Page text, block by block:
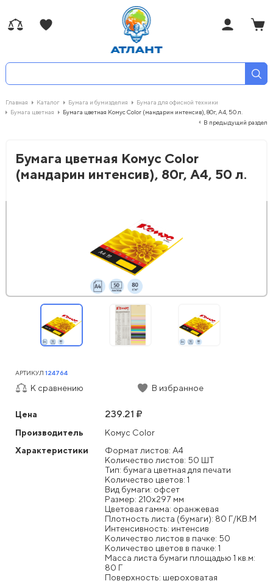
Главная Каталог Бумага и бумизделия
Бумага для офисной техники
Бумага цветная
Бумага цветная Комус Color (мандарин интенсив), 80г, А4, 50 л.
В предыдущий раздел
Бумага цветная Комус Color
(мандарин интенсив), 80г, А4, 50 л.
Цена 239.21 ₽
Производитель
Комус Color
Характеристики
Формат листов: А4
Количество листов: 50 ШТ
Тип: бумага цветная для печати
Количество цветов: 1
Вид бумаги: офсет
Размер: 210x297 мм
Цветовая гамма: оранжевая
Плотность листа (бумаги): 80 Г/КВ.М
Интенсивность: интенсив
Количество листов в пачке: 50
Количество цветов в пачке: 1
Масса листа бумаги площадью 1 кв.м:
80 Г
Поверхность: шероховатая
АРТИКУЛ 124764
К сравнению В избранное